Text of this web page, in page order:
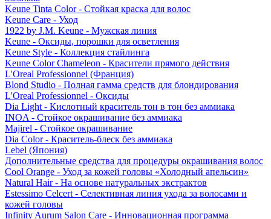
Keune Tinta Color - Стойкая краска для волос
Keune Care - Уход
1922 by J.M. Keune - Мужская линия
Keune - Оксиды, порошки для осветления
Keune Style - Коллекция стайлинга
Keune Color Chameleon - Красители прямого действия
L'Oreal Professionnel (Франция)
Blond Studio - Полная гамма средств для блондирования
L'Oreal Professionnel - Оксиды
Dia Light - Кислотный краситель тон в тон без аммиака
INOA - Стойкое окрашивание без аммиака
Majirel - Стойкое окрашивание
Dia Color - Краситель-блеск без аммиака
Lebel (Япония)
Дополнительные средства для процедуры окрашивания волос
Cool Orange - Уход за кожей головы «Холодный апельсин»
Natural Hair - На основе натуральных экстрактов
Estessimo Celcert - Селективная линия ухода за волосами и
кожей головы
Infinity Aurum Salon Care - Инновационная программа